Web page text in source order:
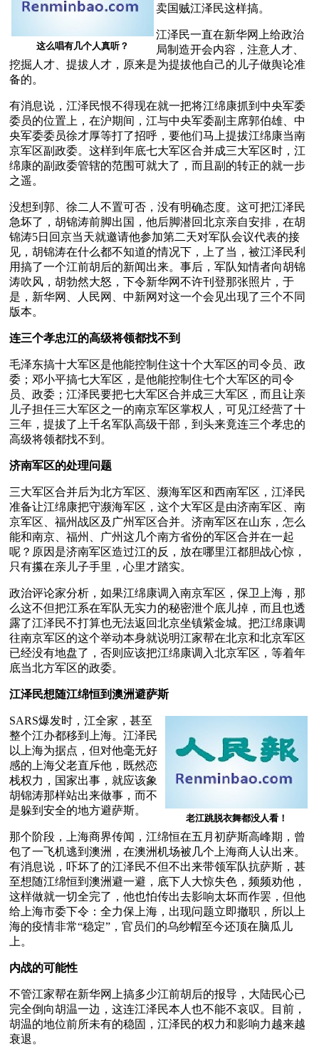
这么唱有几个人真听？
卖国贼江泽民这样搞。
江泽民一直在新华网上给政治
局制造开会内容，注意人才、
挖掘人才、提拔人才，原来是为提拔他自己的儿子做舆论准
备的。
有消息说，江泽民恨不得现在就一把将江绵康抓到中央军委
委员的位置上，在沪期间，江与中央军委副主席郭伯雄、中
央军委委员徐才厚等打了招呼，要他们马上提拔江绵康当南
京军区副政委。这样到年底七大军区合并成三大军区时，江
绵康的副政委管辖的范围可就大了，而且副的转正的就一步
之遥。
没想到郭、徐二人不置可否，没有明确态度。这可把江泽民
急坏了，胡锦涛前脚出国，他后脚潜回北京亲自安排，在胡
锦涛5日回京当天就邀请他参加第二天对军队会议代表的接
见，胡锦涛在什么都不知道的情况下，上了当，被江泽民利
用搞了一个江前胡后的新闻出来。事后，军队知情者向胡锦
涛吹风，胡勃然大怒，下令新华网不许刊登那张照片，于
是，新华网、人民网、中新网对这一个会见出现了三个不同
版本。
连三个孝忠江的高级将领都找不到
毛泽东搞十大军区是他能控制住这十个大军区的司令员、政
委；邓小平搞七大军区，是他能控制住七个大军区的司令
员、政委；江泽民要把七大军区合并成三大军区，而且让亲
儿子担任三大军区之一的南京军区掌权人，可见江经营了十
三年，提拔了上千名军队高级干部，到头来竟连三个孝忠的
高级将领都找不到。
济南军区的处理问题
三大军区合并后为北方军区、濒海军区和西南军区，江泽民
准备让江绵康把守濒海军区，这个大军区是由济南军区、南
京军区、福州战区及广州军区合并。济南军区在山东，怎么
能和南京、福州、广州这几个南方省份的军区合并在一起
呢？原因是济南军区造过江的反，放在哪里江都胆战心惊，
只有攥在亲儿子手里，心里才踏实。
政治评论家分析，如果江绵康调入南京军区，保卫上海，那
么这不但把江系在军队无实力的秘密泄个底儿掉，而且也透
露了江泽民不打算也无法返回北京坐镇紫金城。把江绵康调
往南京军区的这个举动本身就说明江家帮在北京和北京军区
已经没有地盘了，否则应该把江绵康调入北京军区，等着年
底当北方军区的政委。
江泽民想随江绵恒到澳洲避萨斯
老江跳脱衣舞都没人看！
SARS爆发时，江全家，甚至
整个江办都移到上海。江泽民
以上海为据点，但对他毫无好
感的上海父老直斥他，既然恋
栈权力，国家出事，就应该象
胡锦涛那样站出来做事，而不
是躲到安全的地方避萨斯。
那个阶段，上海商界传闻，江绵恒在五月初萨斯高峰期，曾
包了一飞机逃到澳洲，在澳洲机场被几个上海商人认出来。
有消息说，吓坏了的江泽民不但不出来带领军队抗萨斯，甚
至想随江绵恒到澳洲避一避，底下人大惊失色，频频劝他，
这样做就一切全完了，他也怕传出去影响太坏而作罢，但他
给上海市委下令：全力保上海，出现问题立即撤职，所以上
海的疫情非常“稳定”，官员们的乌纱帽至今还顶在脑瓜儿
上。
内战的可能性
不管江家帮在新华网上搞多少江前胡后的报导，大陆民心已
完全倒向胡温一边，这连江泽民本人也不能不哀叹。目前，
胡温的地位前所未有的稳固，江泽民的权力和影响力越来越
衰退。